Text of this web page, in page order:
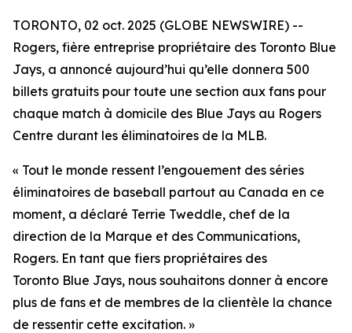
TORONTO, 02 oct. 2025 (GLOBE NEWSWIRE) --
Rogers, fière entreprise propriétaire des Toronto Blue
Jays, a annoncé aujourd’hui qu’elle donnera 500
billets gratuits pour toute une section aux fans pour
chaque match à domicile des Blue Jays au Rogers
Centre durant les éliminatoires de la MLB.
« Tout le monde ressent l’engouement des séries
éliminatoires de baseball partout au Canada en ce
moment, a déclaré Terrie Tweddle, chef de la
direction de la Marque et des Communications,
Rogers. En tant que fiers propriétaires des
Toronto Blue Jays, nous souhaitons donner à encore
plus de fans et de membres de la clientèle la chance
de ressentir cette excitation. »